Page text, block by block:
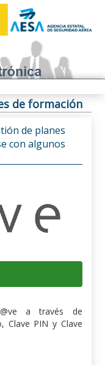
de formación
de planes
con algunos
a través de
Clave PIN y Clave